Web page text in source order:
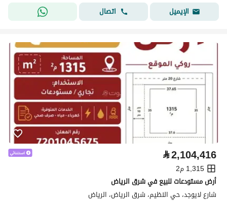
الإيميل
اتصال
⃁2,104,416
1,315 م2
أرض مستودعات للبيع في شرق الرياض
شارع لايوجد، حي النظيم، شرق الرياض، الرياض